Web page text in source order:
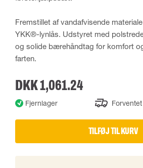
Fremstillet af vandafvisende
YKK®-lynlås. Udstyret med
og solide bærehåndtag for komfort
farten.
DKK 1,061.24
Fjernlager
TILFØJ TIL KURV